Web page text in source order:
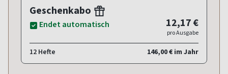
Geschenkabo
Endet automatisch 12,17 €
pro Ausgabe
12 Hefte 146,00 € im Jahr